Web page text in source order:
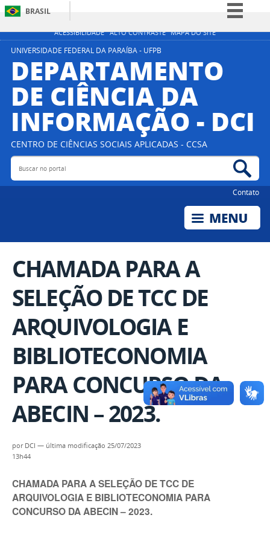
ACESSIBILIDADE ALTO CONTRASTE MAPA DO SITE
BRASIL
Simplifique!
Participe
Acesso à informação
Legislação
Canais
UNIVERSIDADE FEDERAL DA PARAÍBA - UFPB
DEPARTAMENTO
DE CIÊNCIA DA
INFORMAÇÃO - DCI
CENTRO DE CIÊNCIAS SOCIAIS APLICADAS - CCSA
Buscar no portal
Contato
CHAMADA PARA A
SELEÇÃO DE TCC DE
ARQUIVOLOGIA E
BIBLIOTECONOMIA
PARA CONCURSO DA
ABECIN – 2023.
por DCI — última modificação 25/07/2023
13h44
CHAMADA PARA A SELEÇÃO DE TCC DE
ARQUIVOLOGIA E BIBLIOTECONOMIA PARA
CONCURSO DA ABECIN – 2023.